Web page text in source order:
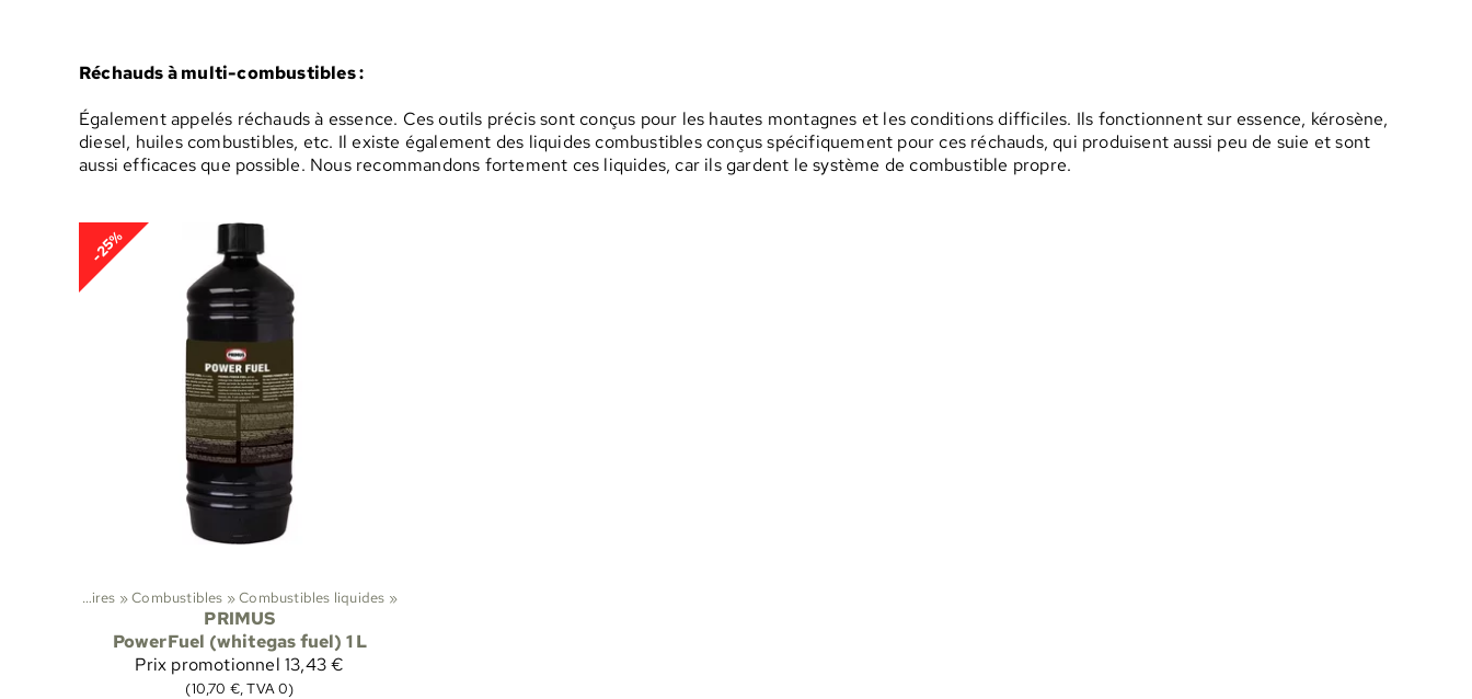
Réchauds à multi-combustibles :
Également appelés réchauds à essence. Ces outils précis sont conçus pour les hautes montagnes et les conditions difficiles. Ils fonctionnent sur essence, kérosène,
diesel, huiles combustibles, etc. Il existe également des liquides combustibles conçus spécifiquement pour ces réchauds, qui produisent aussi peu de suie et sont
aussi efficaces que possible. Nous recommandons fortement ces liquides, car ils gardent le système de combustible propre.
-25%
Accessoires ‪»Combustibles ‪»Combustibles liquides ‪»
PRIMUS
PowerFuel (whitegas fuel) 1 L
Prix promotionnel 13,43 €
(10,70 €, TVA 0)